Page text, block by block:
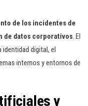
de los incidentes de
de datos corporativos. El
identidad digital, el
internos y entornos de
y